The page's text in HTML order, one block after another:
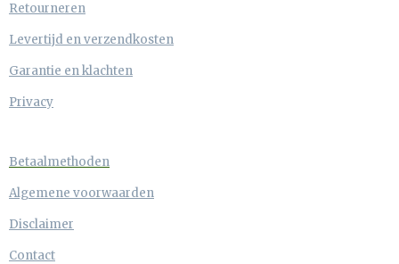
Retourneren
Levertijd en verzendkosten
Garantie en klachten
Privacy
Betaalmethoden
Algemene voorwaarden
Disclaimer
Contact